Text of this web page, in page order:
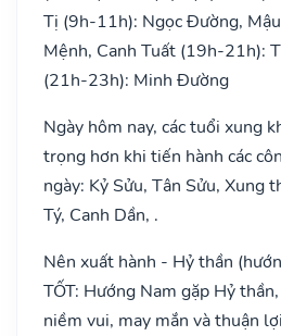
Tị (9h-11h): Ngọc Đường,
Mệnh, Canh Tuất (19h-21h):
(21h-23h): Minh Đường
Ngày hôm nay, các tuổi xung
trọng hơn khi tiến hành các
ngày: Kỷ Sửu, Tân Sửu, Xung
Tý, Canh Dần, .
Nên xuất hành - Hỷ thần
TỐT: Hướng Nam gặp Hỷ
niềm vui, may mắn và thuận